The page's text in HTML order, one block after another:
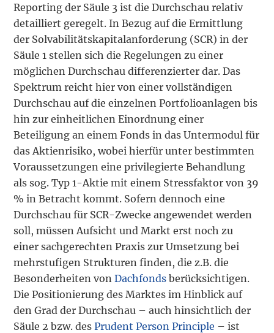
Reporting der Säule 3 ist die Durchschau relativ
detailliert geregelt. In Bezug auf die Ermittlung
der Solvabilitätskapitalanforderung (SCR) in der
Säule 1 stellen sich die Regelungen zu einer
möglichen Durchschau differenzierter dar. Das
Spektrum reicht hier von einer vollständigen
Durchschau auf die einzelnen Portfolioanlagen bis
hin zur einheitlichen Einordnung einer
Beteiligung an einem Fonds in das Untermodul für
das Aktienrisiko, wobei hierfür unter bestimmten
Voraussetzungen eine privilegierte Behandlung
als sog. Typ 1-Aktie mit einem Stressfaktor von 39
% in Betracht kommt. Sofern dennoch eine
Durchschau für SCR-Zwecke angewendet werden
soll, müssen Aufsicht und Markt erst noch zu
einer sachgerechten Praxis zur Umsetzung bei
mehrstufigen Strukturen finden, die z.B. die
Besonderheiten vonDachfonds berücksichtigen.
Die Positionierung des Marktes im Hinblick auf
den Grad der Durchschau – auch hinsichtlich der
Säule 2 bzw. desPrudent Person Principle – ist